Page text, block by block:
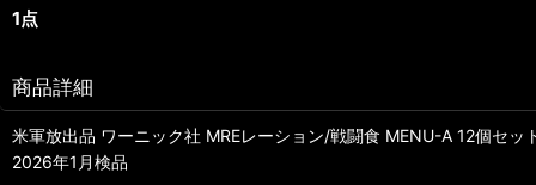
1点
商品詳細
米軍放出品 ワーニック社 MREレーション/戦闘食 MENU-A 12個セッ
2026年1月検品